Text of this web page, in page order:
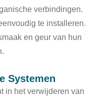
verbindingen.
te installeren.
en geur van hun
Systemen
in het verwijderen van